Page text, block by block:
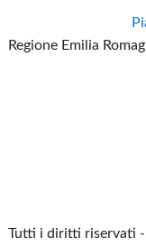
Regione Emilia
Tutti i diritti riservati -